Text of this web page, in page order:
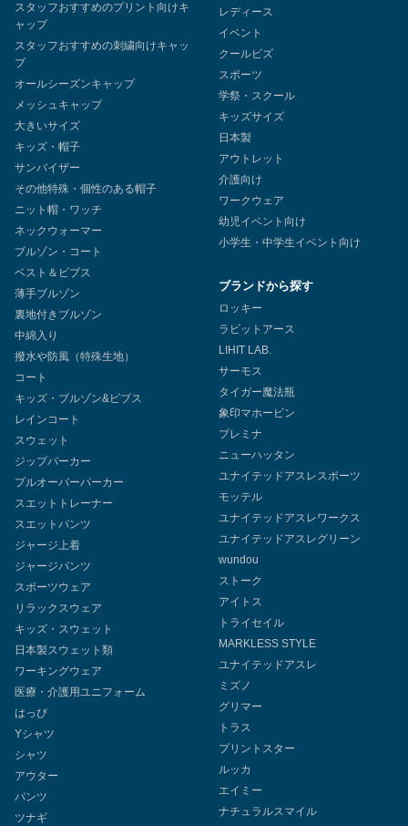
スタッフおすすめのプリント向けキ
ャップ
スタッフおすすめの刺繍向けキャッ
プ
オールシーズンキャップ
メッシュキャップ
大きいサイズ
キッズ・帽子
サンバイザー
その他特殊・個性のある帽子
ニット帽・ワッチ
ネックウォーマー
ブルゾン・コート
ベスト＆ビブス
薄手ブルゾン
裏地付きブルゾン
中綿入り
撥水や防風（特殊生地）
コート
キッズ・ブルゾン&ビブス
レインコート
スウェット
ジップパーカー
プルオーバーパーカー
スエットトレーナー
スエットパンツ
ジャージ上着
ジャージパンツ
スポーツウェア
リラックスウェア
キッズ・スウェット
日本製スウェット類
ワーキングウェア
医療・介護用ユニフォーム
はっぴ
Yシャツ
シャツ
アウター
パンツ
ツナギ
レディース
イベント
クールビズ
スポーツ
学祭・スクール
キッズサイズ
日本製
アウトレット
介護向け
ワークウェア
幼児イベント向け
小学生・中学生イベント向け
ブランドから探す
ロッキー
ラビットアース
LIHIT LAB.
サーモス
タイガー魔法瓶
象印マホービン
プレミナ
ニューハッタン
ユナイテッドアスレスポーツ
モッテル
ユナイテッドアスレワークス
ユナイテッドアスレグリーン
wundou
ストーク
アイトス
トライセイル
MARKLESS STYLE
ユナイテッドアスレ
ミズノ
グリマー
トラス
プリントスター
ルッカ
エイミー
ナチュラルスマイル